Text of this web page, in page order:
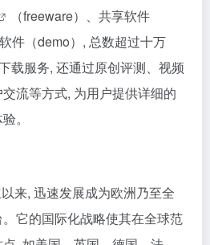
（freeware）、共享软件
件（demo）, 总数超过十万
载服务, 还通过原创评测、视频
流等方式, 为用户提供详细的
。
来, 迅速发展成为欧洲乃至全
它的国际化战略使其在全球范